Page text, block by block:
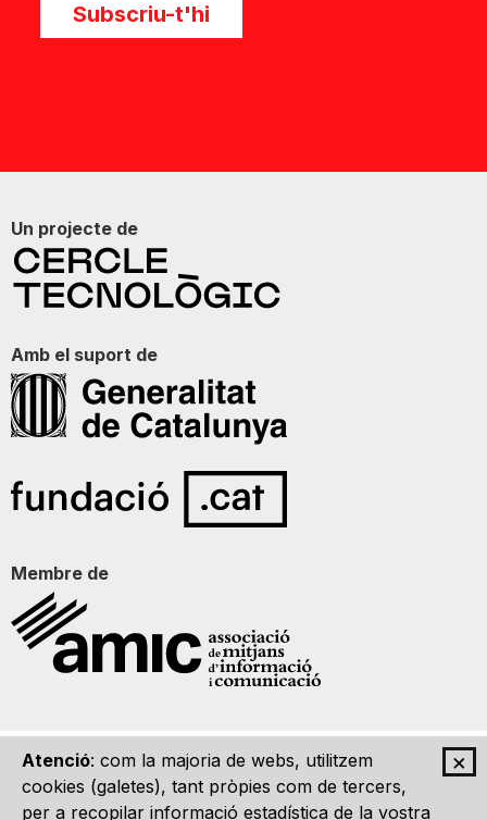
×
Atenció: com la majoria de webs, utilitzem
cookies (galetes), tant pròpies com de tercers,
per a recopilar informació estadística de la vostra
Subscriu-t'hi
Un projecte de
Amb el suport de
Membre de
Qui som Contacte Imatge Gràfica Avís legal